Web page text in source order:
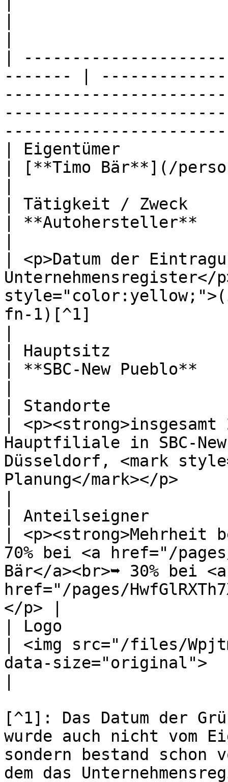
|
------- |
| Eigentümer
| [**Timo Bär**](/
| Tätigkeit / Zweck
| **Autohersteller**
| <p>Datum der
fn-1)[^1]
| Hauptsitz
| **SBC-New Pueblo**
| Standorte
|
Hauptfiliale in SBC-
Düsseldorf, <mark
Planung</mark></p>
| Anteilseigner
| <p><strong>Mehrheit
70% bei <a href="/pages/
Bär</a><br>➥ 30% bei <a
href="/pages/
</p> |
| Logo
| <img src="/files/
data-size="original">
[^1]: Das Datum der
wurde auch nicht vom
sondern bestand schon
dem das